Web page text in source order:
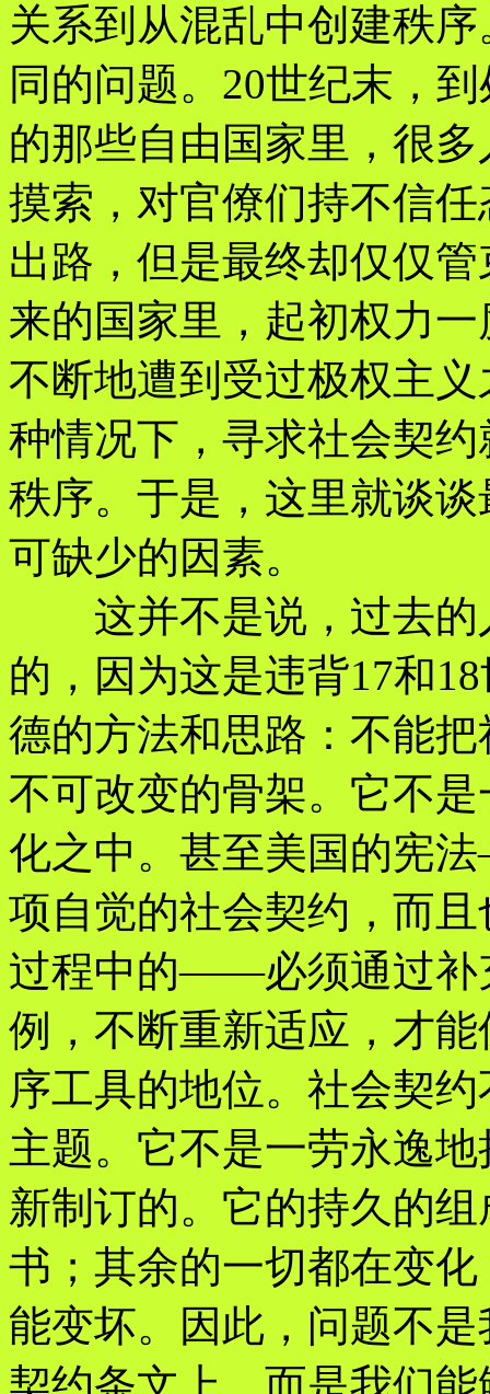
关系到从混乱中创建秩
同的问题。20世纪末，
的那些自由国家里，很
摸索，对官僚们持不信
出路，但是最终却仅仅
来的国家里，起初权力
不断地遭到受过极权主
种情况下，寻求社会契
秩序。于是，这里就谈
可缺少的因素。
这并不是说，过去的
的，因为这是违背17和
德的方法和思路：不能
不可改变的骨架。它不
化之中。甚至美国的宪
项自觉的社会契约，而
过程中的——必须通过补
例，不断重新适应，才
序工具的地位。社会契
主题。它不是一劳永逸
新制订的。它的持久的
书；其余的一切都在变
能变坏。因此，问题不